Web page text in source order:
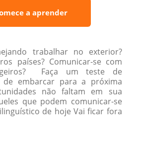
a aprender
trabalhar no exterior?
países? Comunicar-se com
Faça um teste de
de embarcar para a próxima
não faltam em sua
que podem comunicar-se
de hoje Vai ficar fora